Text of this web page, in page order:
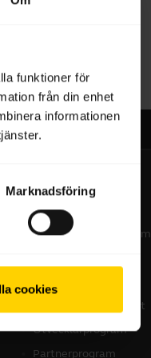
funktioner för
från din enhet
informationen
Marknadsföring
cookies
Kontakta oss
Kontakta vårt säljteam
Support för nätbutik
Registrera din produkt
Utvecklarprogram
Partnerprogram